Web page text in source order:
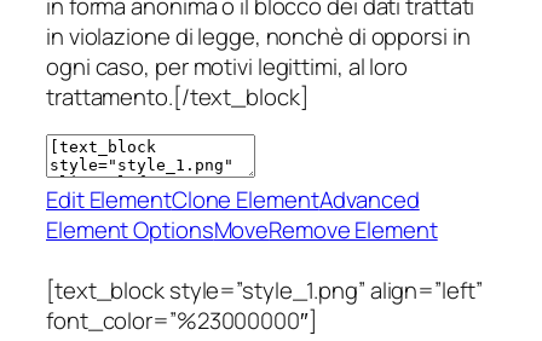
in violazione di legge, nonchè di opporsi in
ogni caso, per motivi legittimi, al loro
trattamento.[/text_block]
Edit ElementClone ElementAdvanced
Element OptionsMoveRemove Element
[text_block style=”style_1.png” align=”left”
font_color=”%23000000″]